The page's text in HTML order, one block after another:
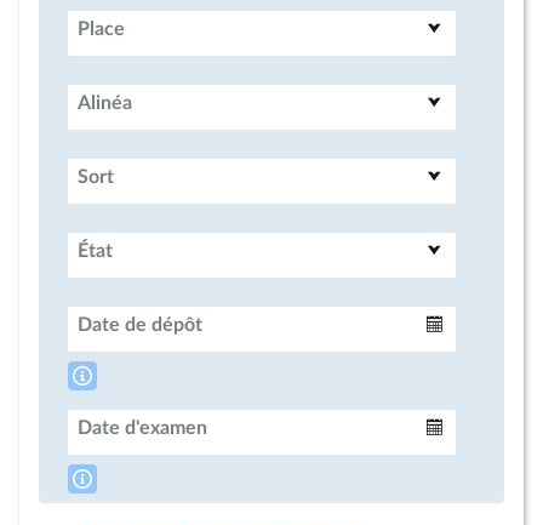
Place
Alinéa
Sort
État
Date de dépôt
Date d'examen